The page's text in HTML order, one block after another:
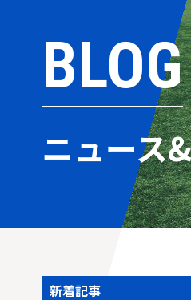
BLOG
ニュース
新着記事